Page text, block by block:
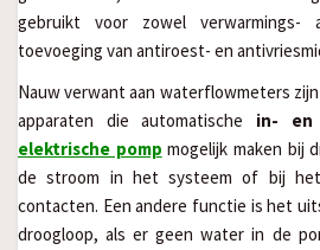
gebruikt voor zowel verwarmings-
toevoeging van antiroest- en
Nauw verwant aan waterflowmeters
apparaten die automatische in- en
elektrische pomp mogelijk maken bij
de stroom in het systeem of bij
contacten. Een andere functie is het
droogloop, als er geen water in de